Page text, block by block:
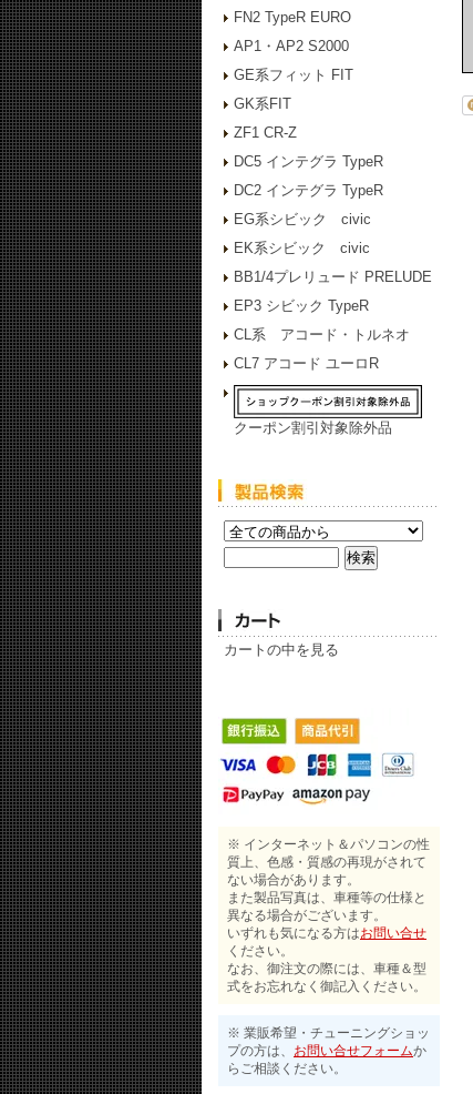
FN2 TypeR EURO
AP1・AP2 S2000
GE系フィット FIT
GK系FIT
ZF1 CR-Z
DC5 インテグラ TypeR
DC2 インテグラ TypeR
EG系シビック civic
EK系シビック civic
BB1/4プレリュード PRELUDE
EP3 シビック TypeR
CL系 アコード・トルネオ
CL7 アコード ユーロR
クーポン割引対象除外品
カートの中を見る
※ インターネット＆パソコンの性
質上、色感・質感の再現がされて
ない場合があります。
また製品写真は、車種等の仕様と
異なる場合がございます。
いずれも気になる方はお問い合せ
ください。
なお、御注文の際には、車種＆型
式をお忘れなく御記入ください。
※ 業販希望・チューニングショッ
プの方は、 お問い合せフォームか
らご相談ください。